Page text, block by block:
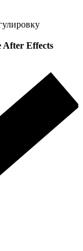
After Effects